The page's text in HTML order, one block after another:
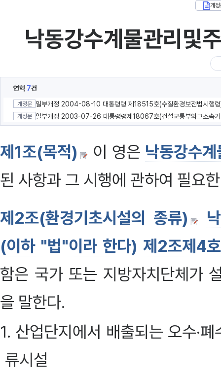
개정
낙동강수계물관리및
연혁 7건
개정문 일부개정 2004-08-10 대통령령 제18515호(수질환경보전법시행
개정문
제1조(목적) 이 영은 낙동강수
된 사항과 그 시행에 관하여 필요
제2조(환경기초시설의 종류)
(이하 "법"이라 한다) 제2조제4
함은 국가 또는 지방자치단체가
을 말한다.
1. 산업단지에서 배출되는 오수·
류시설